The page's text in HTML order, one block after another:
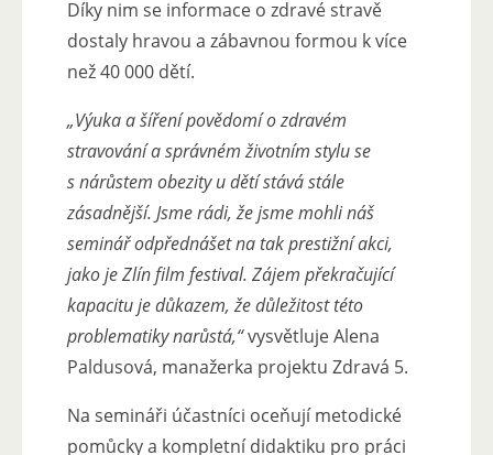
Díky nim se informace o zdravé stravě
dostaly hravou a zábavnou formou k více
než 40 000 dětí.
„Výuka a šíření povědomí o zdravém
stravování a správném životním stylu se
s nárůstem obezity u dětí stává stále
zásadnější. Jsme rádi, že jsme mohli náš
seminář odpřednášet na tak prestižní akci,
jako je Zlín film festival. Zájem překračující
kapacitu je důkazem, že důležitost této
problematiky narůstá,“vysvětluje Alena
Paldusová, manažerka projektu Zdravá 5.
Na semináři účastníci oceňují metodické
pomůcky a kompletní didaktiku pro práci